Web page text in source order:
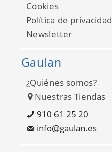
Cookies
Política de privacidad
Newsletter
Gaulan
¿Quiénes somos?
Nuestras Tiendas
910 61 25 20
info@gaulan.es